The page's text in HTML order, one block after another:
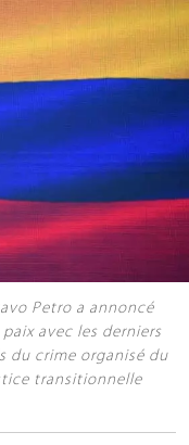
Petro a annoncé
avec les derniers
du crime organisé du
transitionnelle